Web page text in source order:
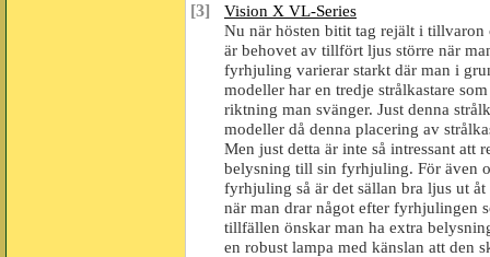
[3]
Vision X VL-Series
Nu när hösten bitit tag rejält i tillvaron
är behovet av tillfört ljus större när
fyrhjuling varierar starkt där man i
modeller har en tredje strålkastare
riktning man svänger. Just denna
modeller då denna placering av
Men just detta är inte så intressant att
belysning till sin fyrhjuling. För även
fyrhjuling så är det sällan bra ljus ut
när man drar något efter fyrhjulingen
tillfällen önskar man ha extra
en robust lampa med känslan att den